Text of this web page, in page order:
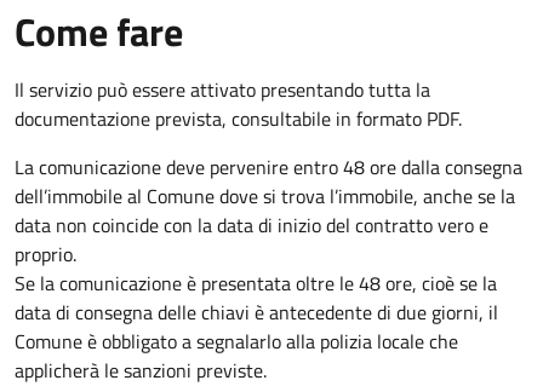
Come fare
Il servizio può essere attivato presentando tutta la
documentazione prevista, consultabile in formato PDF.
La comunicazione deve pervenireentro 48 oredalla consegna
dell’immobile al Comune dove si trova l’immobile, anche se la
data non coincide con la data di inizio del contratto vero e
proprio.
Se la comunicazione è presentata oltre le 48 ore, cioè se la
data di consegna delle chiavi è antecedente di due giorni, il
Comune è obbligato a segnalarlo alla polizia locale che
applicherà le sanzioni previste.